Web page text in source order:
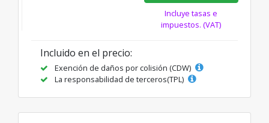
Incluye tasas e
impuestos. (VAT)
Incluido en el precio:
Exención de daños por colisión (CDW)
La responsabilidad de terceros(TPL)